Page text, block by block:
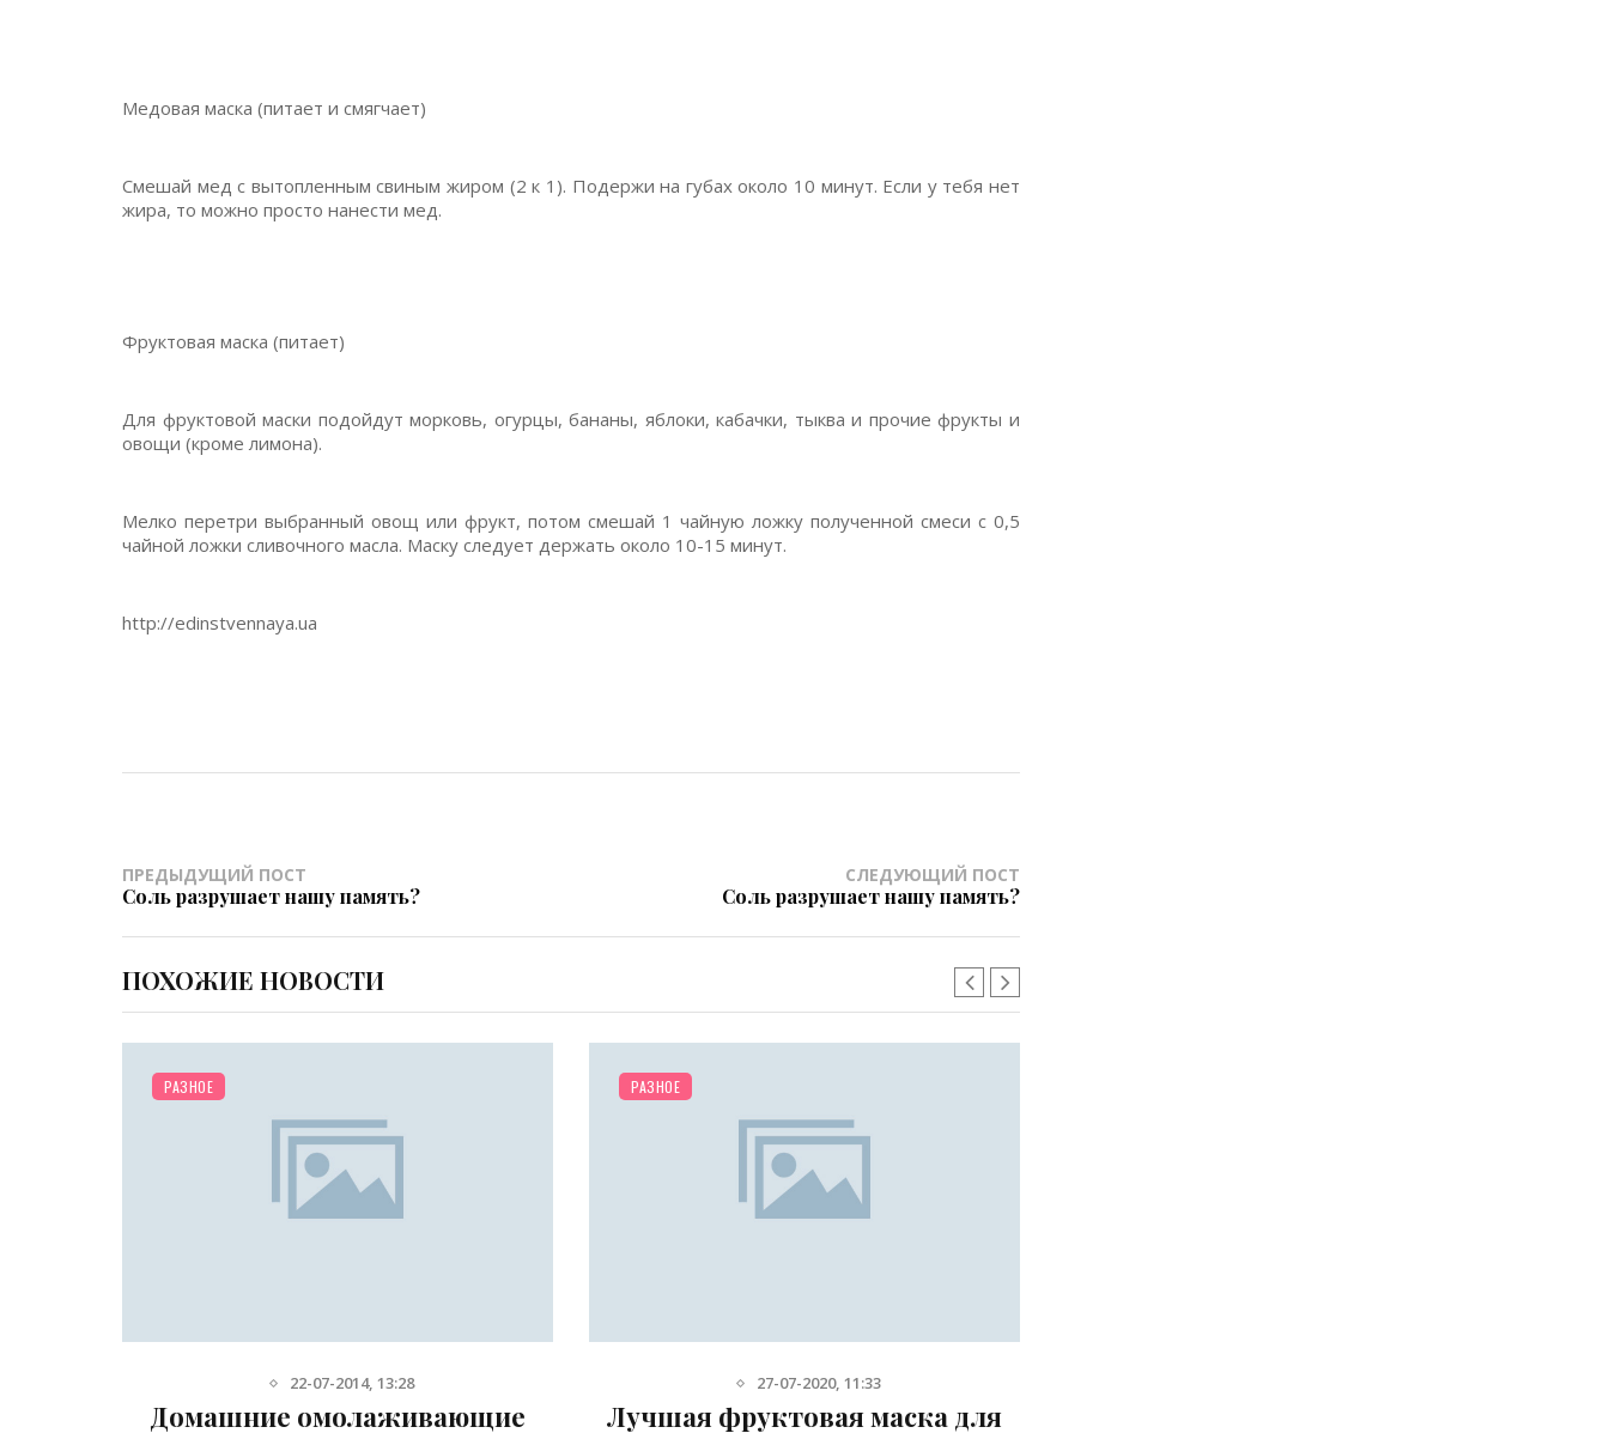
Медовая маска (питает и смягчает)
Смешай мед с вытопленным свиным жиром (2 к 1). Подержи на губах около 10 минут. Если у тебя нет
жира, то можно просто нанести мед.
Фруктовая маска (питает)
Для фруктовой маски подойдут морковь, огурцы, бананы, яблоки, кабачки, тыква и прочие фрукты и
овощи (кроме лимона).
Мелко перетри выбранный овощ или фрукт, потом смешай 1 чайную ложку полученной смеси с 0,5
чайной ложки сливочного масла. Маску следует держать около 10-15 минут.
http://edinstvennaya.ua
ПРЕДЫДУЩИЙ ПОСТ
Соль разрушает нашу память?
СЛЕДУЮЩИЙ ПОСТ
Соль разрушает нашу память?
ПОХОЖИЕ НОВОСТИ
РАЗНОЕ
22-07-2014, 13:28
Домашние омолаживающие
РАЗНОЕ
27-07-2020, 11:33
Лучшая фруктовая маска для